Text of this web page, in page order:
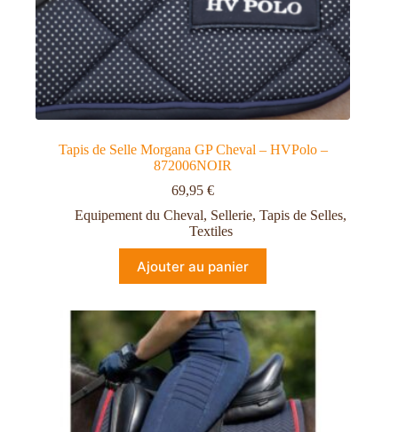
Tapis de Selle Morgana GP Cheval – HVPolo –
872006NOIR
69,95€
Equipement du Cheval, Sellerie,Tapis de Selles,
Textiles
Ajouter au panier